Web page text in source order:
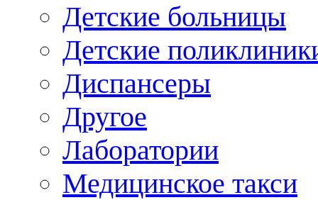
Детские больницы
Детские
Диспансеры
Другое
Лаборатории
Медицинское такси